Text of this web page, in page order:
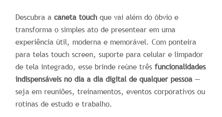
Descubra a caneta touch que vai além do óbvio e
transforma o simples ato de presentear em uma
experiência útil, moderna e memorável. Com ponteira
para telas touch screen, suporte para celular e limpador
de tela integrado, esse brinde reúne três funcionalidades
indispensáveis no dia a dia digital de qualquer pessoa —
seja em reuniões, treinamentos, eventos corporativos ou
rotinas de estudo e trabalho.